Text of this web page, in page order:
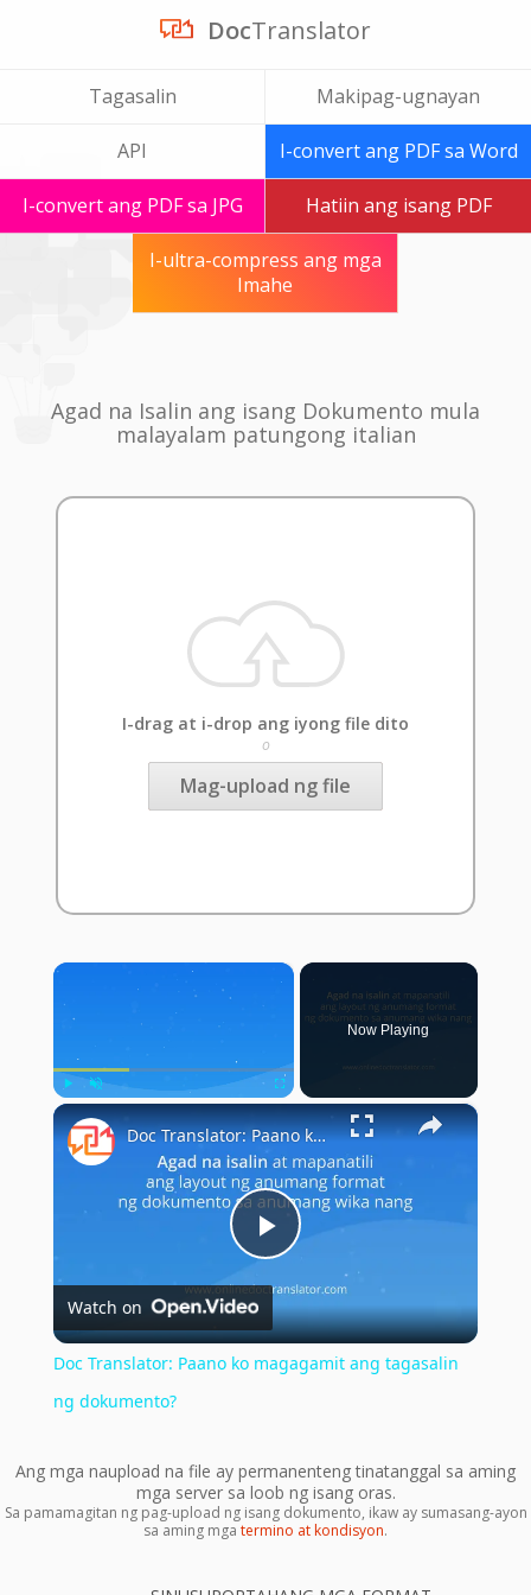
DocTranslator
Tagasalin Makipag-ugnayan
API I-convert ang PDF sa Word
I-convert ang PDF sa JPG Hatiin ang isang PDF
I-ultra-compress ang mga
Imahe
Agad na Isalin ang isang Dokumento mula
malayalam patungong italian
I-drag at i-drop ang iyong file dito
o
Mag-upload ng file
×
Play Unmute Fullscreen
Now Playing
×
Play
Video
Doc Translator: Paano ko magagamit ang tagasalin ng dokumento?
Watch on
Doc Translator: Paano ko magagamit ang tagasalin
ng dokumento?
Ang mga naupload na file ay permanenteng tinatanggal sa aming
mga server sa loob ng isang oras.
Sa pamamagitan ng pag-upload ng isang dokumento, ikaw ay sumasang-ayon
sa aming mga termino at kondisyon.